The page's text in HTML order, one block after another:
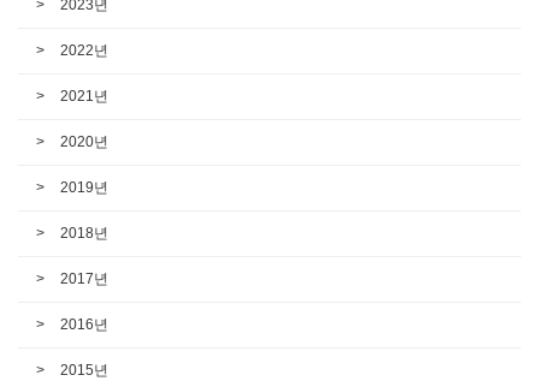
2023년
2022년
2021년
2020년
2019년
2018년
2017년
2016년
2015년